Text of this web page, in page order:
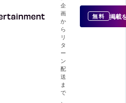
企
画
か
ら
リ
タ
ー
ン
配
送
ま
で
無料 掲載